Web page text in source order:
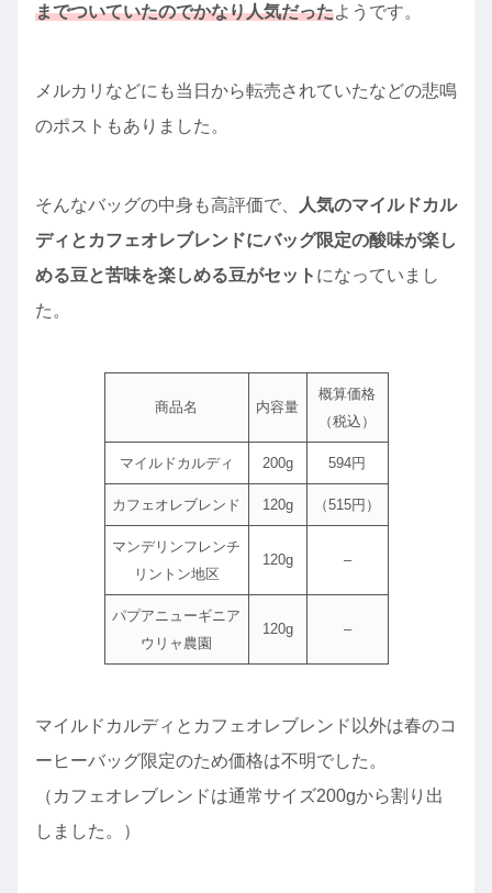
までついていたのでかなり人気だったようです。
メルカリなどにも当日から転売されていたなどの悲鳴
のポストもありました。
そんなバッグの中身も高評価で、
人気のマイルドカル
ディとカフェオレブレンドにバッグ限定の酸味が楽し
める豆と苦味を楽しめる豆がセット になっていまし
た。
商品名 内容量
概算価格
（税込）
マイルドカルディ 200g 594円
カフェオレブレンド 120g （515円）
マンデリンフレンチ
リントン地区
120g –
パプアニューギニア
ウリャ農園
120g –
マイルドカルディとカフェオレブレンド以外は春のコ
ーヒーバッグ限定のため価格は不明でした。
（カフェオレブレンドは通常サイズ200gから割り出
しました。）